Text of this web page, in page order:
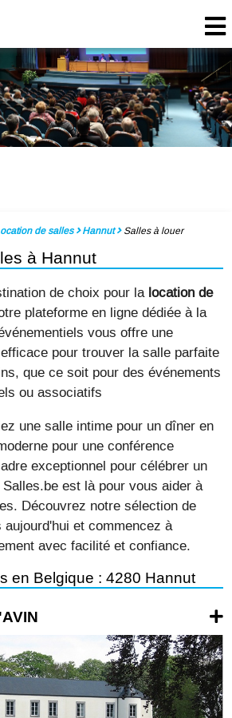
de salles Hannut Salles à louer
à Hannut
de choix pour la location de
plateforme en ligne dédiée à la
vous offre une
pour trouver la salle parfaite
que ce soit pour des événements
ou associatifs
une salle intime pour un dîner en
pour une conférence
exceptionnel pour célébrer un
est là pour vous aider à
Découvrez notre sélection de
et commencez à
avec facilité et confiance.
en Belgique : 4280 Hannut